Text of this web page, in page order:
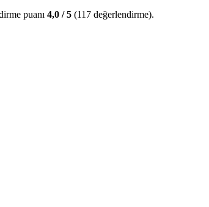
puanı 4,0 / 5 (117 değerlendirme).